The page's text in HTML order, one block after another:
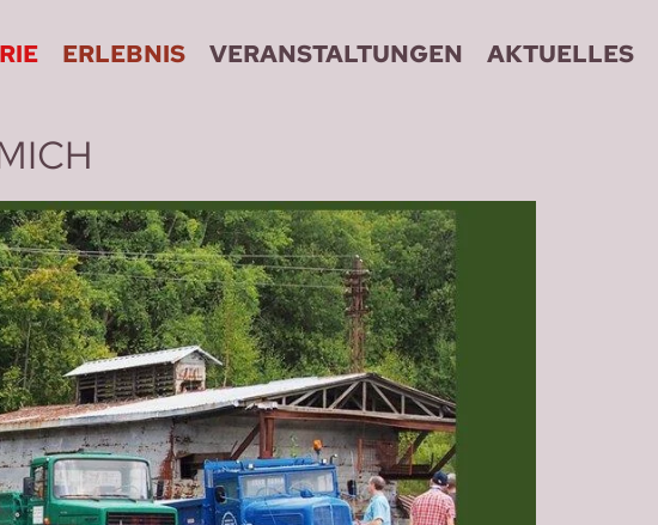
ERLEBNIS VERANSTALTUNGEN AKTUELLES